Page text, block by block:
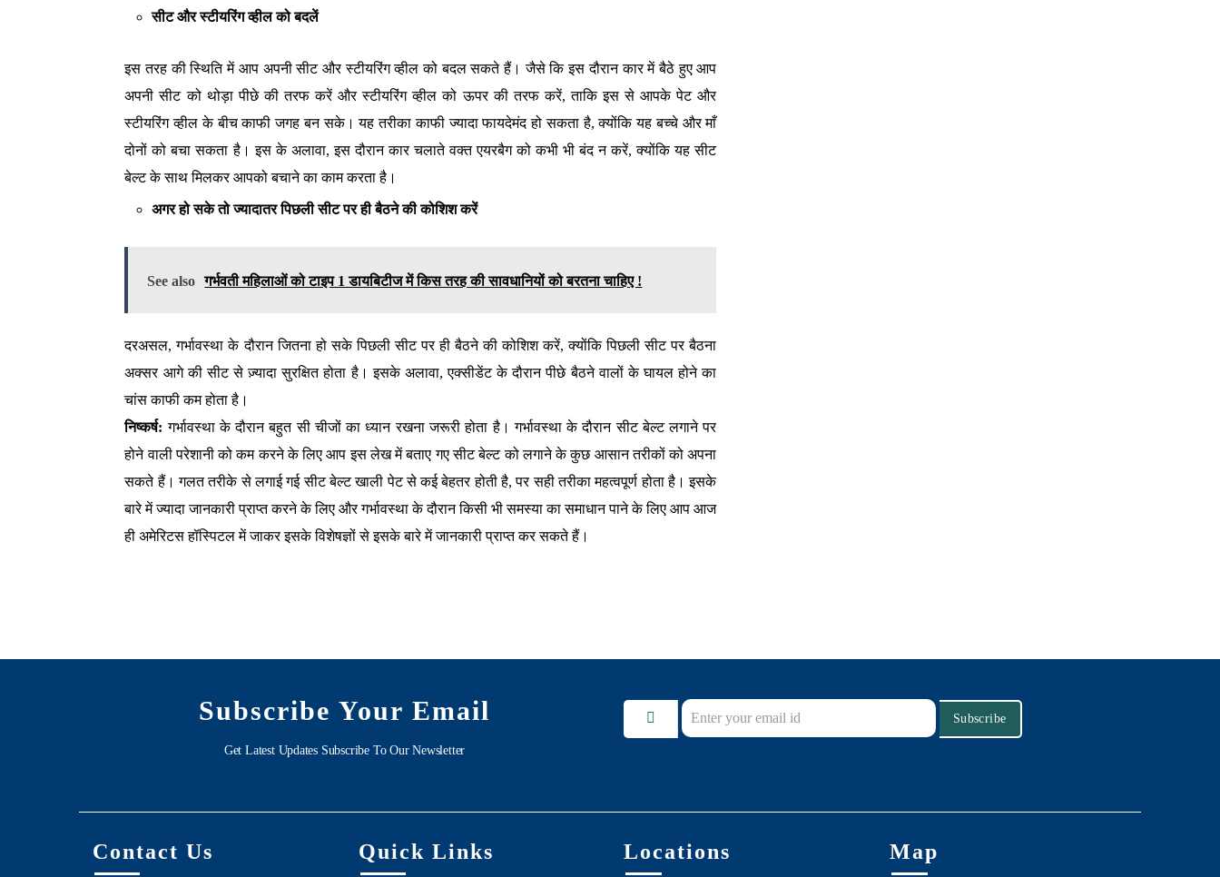
सीट और स्टीयरिंग व्हील को बदलें
इस तरह की स्थिति में आप अपनी सीट और स्टीयरिंग व्हील को बदल सकते हैं। जैसे कि इस दौरान कार में बैठे हुए आप
अपनी सीट को थोड़ा पीछे की तरफ करें और स्टीयरिंग व्हील को ऊपर की तरफ करें, ताकि इस से आपके पेट और
स्टीयरिंग व्हील के बीच काफी जगह बन सके। यह तरीका काफी ज्यादा फायदेमंद हो सकता है, क्योंकि यह बच्चे और माँ
दोनों को बचा सकता है। इस के अलावा, इस दौरान कार चलाते वक्त एयरबैग को कभी भी बंद न करें, क्योंकि यह सीट
बेल्ट के साथ मिलकर आपको बचाने का काम करता है।
अगर हो सके तो ज्यादातर पिछली सीट पर ही बैठने की कोशिश करें
See also गर्भवती महिलाओं को टाइप 1 डायबिटीज में किस तरह की सावधानियों को बरतना चाहिए !
दरअसल, गर्भावस्था के दौरान जितना हो सके पिछली सीट पर ही बैठने की कोशिश करें, क्योंकि पिछली सीट पर बैठना
अक्सर आगे की सीट से ज़्यादा सुरक्षित होता है। इसके अलावा, एक्सीडेंट के दौरान पीछे बैठने वालों के घायल होने का
चांस काफी कम होता है।
निष्कर्ष:गर्भावस्था के दौरान बहुत सी चीजों का ध्यान रखना जरूरी होता है। गर्भावस्था के दौरान सीट बेल्ट लगाने पर
होने वाली परेशानी को कम करने के लिए आप इस लेख में बताए गए सीट बेल्ट को लगाने के कुछ आसान तरीकों को अपना
सकते हैं। गलत तरीके से लगाई गई सीट बेल्ट खाली पेट से कई बेहतर होती है, पर सही तरीका महत्वपूर्ण होता है। इसके
बारे में ज्यादा जानकारी प्राप्त करने के लिए और गर्भावस्था के दौरान किसी भी समस्या का समाधान पाने के लिए आप आज
ही अमेरिटस हॉस्पिटल में जाकर इसके विशेषज्ञों से इसके बारे में जानकारी प्राप्त कर सकते हैं।
Subscribe Your Email
Get Latest Updates Subscribe To Our Newsletter
Subscribe
Contact Us Quick Links Locations Map